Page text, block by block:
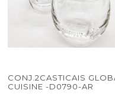
CONJ.2CASTICAIS
CUISINE -D0790-AR